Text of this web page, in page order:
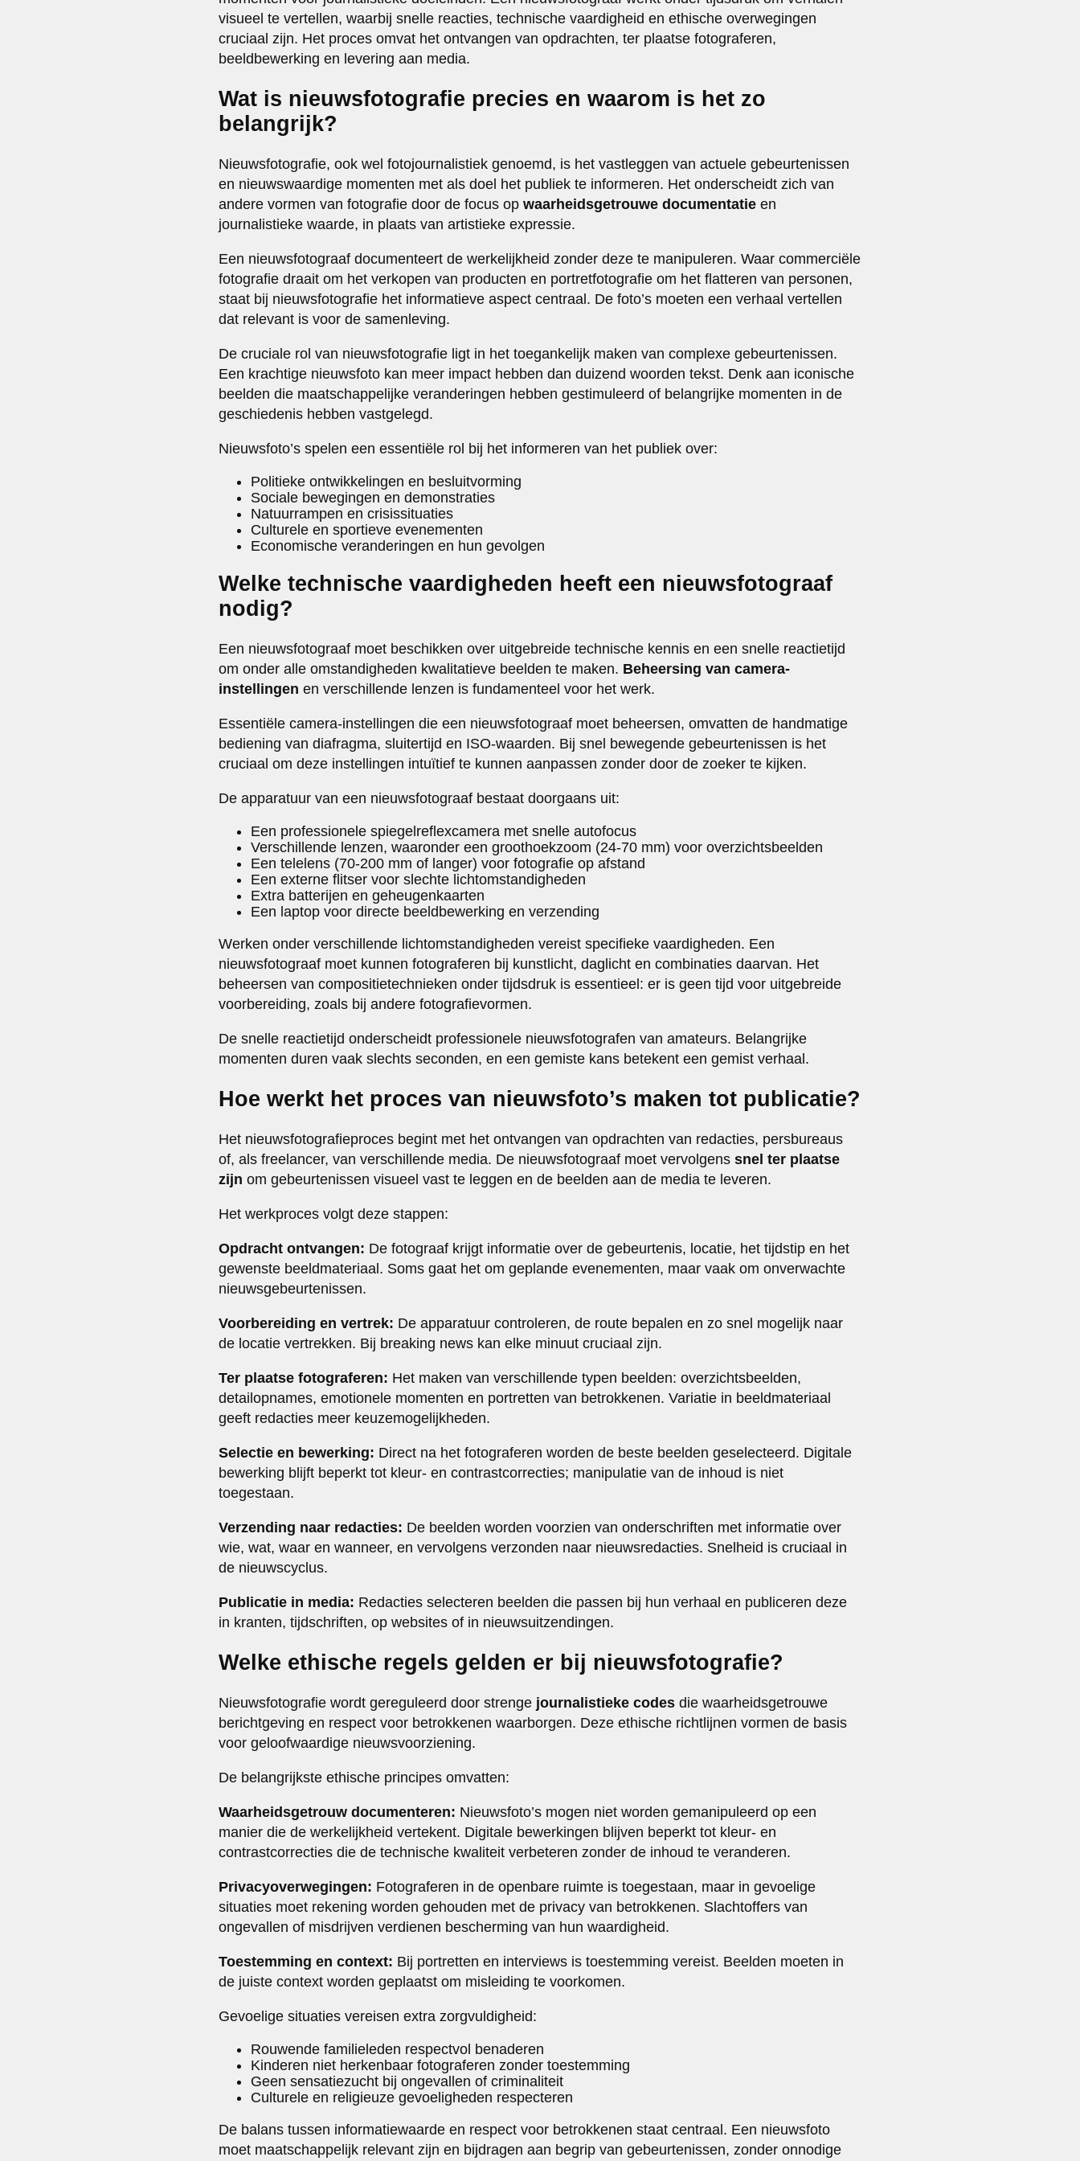
visueel te vertellen, waarbij snelle reacties, technische vaardigheid en ethische overwegingen
cruciaal zijn. Het proces omvat het ontvangen van opdrachten, ter plaatse fotograferen,
beeldbewerking en levering aan media.
Wat is nieuwsfotografie precies en waarom is het zo
belangrijk?
Nieuwsfotografie, ook wel fotojournalistiek genoemd, is het vastleggen van actuele gebeurtenissen
en nieuwswaardige momenten met als doel het publiek te informeren. Het onderscheidt zich van
andere vormen van fotografie door de focus op waarheidsgetrouwe documentatie en
journalistieke waarde, in plaats van artistieke expressie.
Een nieuwsfotograaf documenteert de werkelijkheid zonder deze te manipuleren. Waar commerciële
fotografie draait om het verkopen van producten en portretfotografie om het flatteren van personen,
staat bij nieuwsfotografie het informatieve aspect centraal. De foto’s moeten een verhaal vertellen
dat relevant is voor de samenleving.
De cruciale rol van nieuwsfotografie ligt in het toegankelijk maken van complexe gebeurtenissen.
Een krachtige nieuwsfoto kan meer impact hebben dan duizend woorden tekst. Denk aan iconische
beelden die maatschappelijke veranderingen hebben gestimuleerd of belangrijke momenten in de
geschiedenis hebben vastgelegd.
Nieuwsfoto’s spelen een essentiële rol bij het informeren van het publiek over:
Politieke ontwikkelingen en besluitvorming
Sociale bewegingen en demonstraties
Natuurrampen en crisissituaties
Culturele en sportieve evenementen
Economische veranderingen en hun gevolgen
Welke technische vaardigheden heeft een nieuwsfotograaf
nodig?
Een nieuwsfotograaf moet beschikken over uitgebreide technische kennis en een snelle reactietijd
om onder alle omstandigheden kwalitatieve beelden te maken. Beheersing van camera-
instellingen en verschillende lenzen is fundamenteel voor het werk.
Essentiële camera-instellingen die een nieuwsfotograaf moet beheersen, omvatten de handmatige
bediening van diafragma, sluitertijd en ISO-waarden. Bij snel bewegende gebeurtenissen is het
cruciaal om deze instellingen intuïtief te kunnen aanpassen zonder door de zoeker te kijken.
De apparatuur van een nieuwsfotograaf bestaat doorgaans uit:
Een professionele spiegelreflexcamera met snelle autofocus
Verschillende lenzen, waaronder een groothoekzoom (24-70 mm) voor overzichtsbeelden
Een telelens (70-200 mm of langer) voor fotografie op afstand
Een externe flitser voor slechte lichtomstandigheden
Extra batterijen en geheugenkaarten
Een laptop voor directe beeldbewerking en verzending
Werken onder verschillende lichtomstandigheden vereist specifieke vaardigheden. Een
nieuwsfotograaf moet kunnen fotograferen bij kunstlicht, daglicht en combinaties daarvan. Het
beheersen van compositietechnieken onder tijdsdruk is essentieel: er is geen tijd voor uitgebreide
voorbereiding, zoals bij andere fotografievormen.
De snelle reactietijd onderscheidt professionele nieuwsfotografen van amateurs. Belangrijke
momenten duren vaak slechts seconden, en een gemiste kans betekent een gemist verhaal.
Hoe werkt het proces van nieuwsfoto’s maken tot publicatie?
Het nieuwsfotografieproces begint met het ontvangen van opdrachten van redacties, persbureaus
of, als freelancer, van verschillende media. De nieuwsfotograaf moet vervolgens snel ter plaatse
zijn om gebeurtenissen visueel vast te leggen en de beelden aan de media te leveren.
Het werkproces volgt deze stappen:
Opdracht ontvangen: De fotograaf krijgt informatie over de gebeurtenis, locatie, het tijdstip en het
gewenste beeldmateriaal. Soms gaat het om geplande evenementen, maar vaak om onverwachte
nieuwsgebeurtenissen.
Voorbereiding en vertrek: De apparatuur controleren, de route bepalen en zo snel mogelijk naar
de locatie vertrekken. Bij breaking news kan elke minuut cruciaal zijn.
Ter plaatse fotograferen: Het maken van verschillende typen beelden: overzichtsbeelden,
detailopnames, emotionele momenten en portretten van betrokkenen. Variatie in beeldmateriaal
geeft redacties meer keuzemogelijkheden.
Selectie en bewerking: Direct na het fotograferen worden de beste beelden geselecteerd. Digitale
bewerking blijft beperkt tot kleur- en contrastcorrecties; manipulatie van de inhoud is niet
toegestaan.
Verzending naar redacties: De beelden worden voorzien van onderschriften met informatie over
wie, wat, waar en wanneer, en vervolgens verzonden naar nieuwsredacties. Snelheid is cruciaal in
de nieuwscyclus.
Publicatie in media: Redacties selecteren beelden die passen bij hun verhaal en publiceren deze
in kranten, tijdschriften, op websites of in nieuwsuitzendingen.
Welke ethische regels gelden er bij nieuwsfotografie?
Nieuwsfotografie wordt gereguleerd door strenge journalistieke codes die waarheidsgetrouwe
berichtgeving en respect voor betrokkenen waarborgen. Deze ethische richtlijnen vormen de basis
voor geloofwaardige nieuwsvoorziening.
De belangrijkste ethische principes omvatten:
Waarheidsgetrouw documenteren: Nieuwsfoto’s mogen niet worden gemanipuleerd op een
manier die de werkelijkheid vertekent. Digitale bewerkingen blijven beperkt tot kleur- en
contrastcorrecties die de technische kwaliteit verbeteren zonder de inhoud te veranderen.
Privacyoverwegingen: Fotograferen in de openbare ruimte is toegestaan, maar in gevoelige
situaties moet rekening worden gehouden met de privacy van betrokkenen. Slachtoffers van
ongevallen of misdrijven verdienen bescherming van hun waardigheid.
Toestemming en context: Bij portretten en interviews is toestemming vereist. Beelden moeten in
de juiste context worden geplaatst om misleiding te voorkomen.
Gevoelige situaties vereisen extra zorgvuldigheid:
Rouwende familieleden respectvol benaderen
Kinderen niet herkenbaar fotograferen zonder toestemming
Geen sensatiezucht bij ongevallen of criminaliteit
Culturele en religieuze gevoeligheden respecteren
De balans tussen informatiewaarde en respect voor betrokkenen staat centraal. Een nieuwsfoto
moet maatschappelijk relevant zijn en bijdragen aan begrip van gebeurtenissen, zonder onnodige